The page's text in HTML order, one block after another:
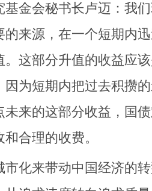
金会秘书长卢迈：我们
的来源，在一个短期内
。这部分升值的收益应
因为短期内把过去积攒
未来的这部分收益，国
合理的收费。
化来带动中国经济的转